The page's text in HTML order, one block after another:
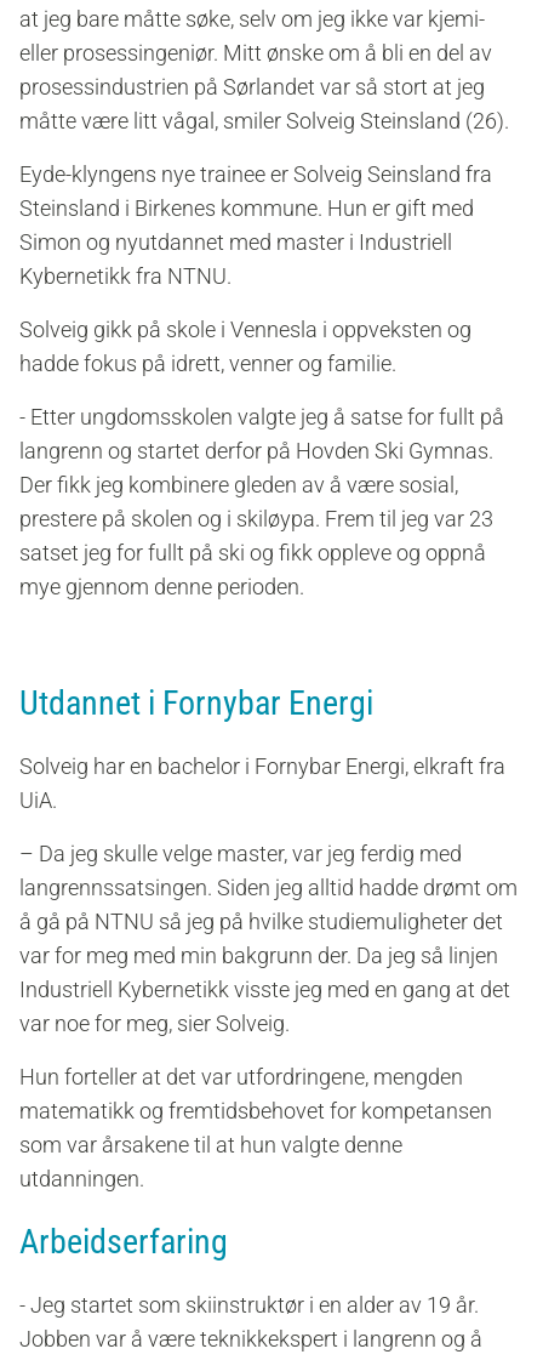
at jeg bare måtte søke, selv om jeg ikke var kjemi-
eller prosessingeniør. Mitt ønske om å bli en del av
prosessindustrien på Sørlandet var så stort at jeg
måtte være litt vågal, smiler Solveig Steinsland (26).
Eyde-klyngens nye trainee er Solveig Seinsland fra
Steinsland i Birkenes kommune. Hun er gift med
Simon og nyutdannet med master i Industriell
Kybernetikk fra NTNU.
Solveig gikk på skole i Vennesla i oppveksten og
hadde fokus på idrett, venner og familie.
- Etter ungdomsskolen valgte jeg å satse for fullt på
langrenn og startet derfor på Hovden Ski Gymnas.
Der fikk jeg kombinere gleden av å være sosial,
prestere på skolen og i skiløypa. Frem til jeg var 23
satset jeg for fullt på ski og fikk oppleve og oppnå
mye gjennom denne perioden.
Utdannet i Fornybar Energi
Solveig har en bachelor i Fornybar Energi, elkraft fra
UiA.
– Da jeg skulle velge master, var jeg ferdig med
langrennssatsingen. Siden jeg alltid hadde drømt om
å gå på NTNU så jeg på hvilke studiemuligheter det
var for meg med min bakgrunn der. Da jeg så linjen
Industriell Kybernetikk visste jeg med en gang at det
var noe for meg, sier Solveig.
Hun forteller at det var utfordringene, mengden
matematikk og fremtidsbehovet for kompetansen
som var årsakene til at hun valgte denne
utdanningen.
Arbeidserfaring
-Jeg startet som skiinstruktør i en alder av 19 år.
Jobben var å være teknikkekspert i langrenn og å